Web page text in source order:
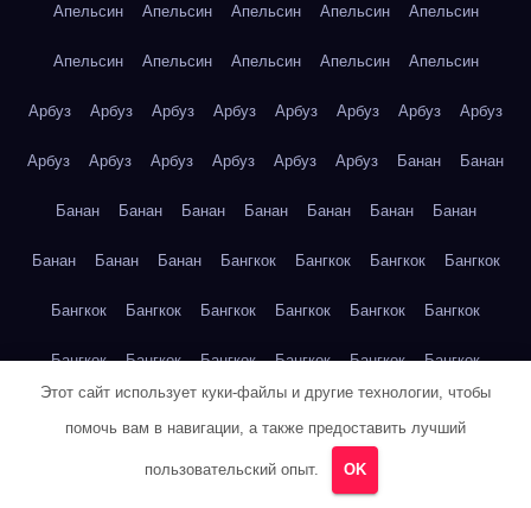
Апельсин Апельсин Апельсин Апельсин Апельсин
Апельсин Апельсин Апельсин Апельсин Апельсин
Арбуз Арбуз Арбуз Арбуз Арбуз Арбуз Арбуз Арбуз
Арбуз Арбуз Арбуз Арбуз Арбуз Арбуз Банан Банан
Банан Банан Банан Банан Банан Банан Банан
Банан Банан Банан Бангкок Бангкок Бангкок Бангкок
Бангкок Бангкок Бангкок Бангкок Бангкок Бангкок
Бангкок Бангкок Бангкок Бангкок Бангкок Бангкок
Берлин
Этот сайт использует куки-файлы и другие технологии, чтобы
помочь вам в навигации, а также предоставить лучший
пользовательский опыт. OK